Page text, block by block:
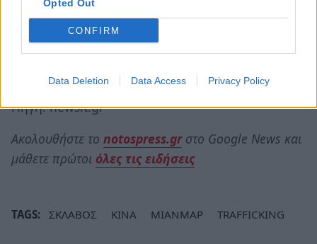
Opted Out
CONFIRM
Data Deletion Data Access Privacy Policy
«Είναι μόλις 17 χρονών. Ποιος θα φανταζόταν
ότι θα μπορούσε να κάνει κάτι τόσο κακό;» είπε
η αδελφή του θύματος. «Είναι απίστευτο ότι
είναι ικανή για τέτοιες αποτρόπαιες πράξεις».
Πηγή: newsit.gr
Ακολουθήστε το notospress.grστο Google News και
μάθετε πρώτοι όλες τις ειδήσεις
TAGS: ΣΚΛΑΒΟΣ ΚΙΝΑ ΜΙΑΝΜΑΡ TRAFFICKING